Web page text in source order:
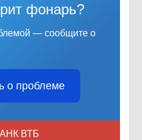
фонарь?
— сообщите о
о проблеме
ВТБ